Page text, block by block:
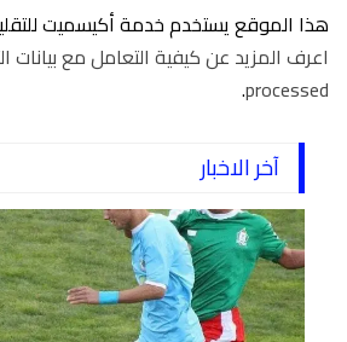
هذا الموقع يستخدم خدمة أكيسميت
اعرف المزيد عن كيفية التعامل مع بيانات
processed
.
آخر الاخبار